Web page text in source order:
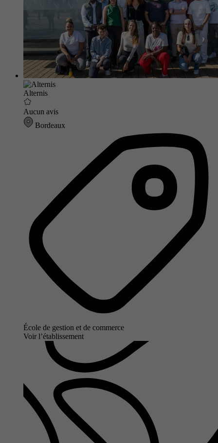
Alternis
Aucun avis
Bordeaux
École de gestion et de commerce
Voir l’établissement